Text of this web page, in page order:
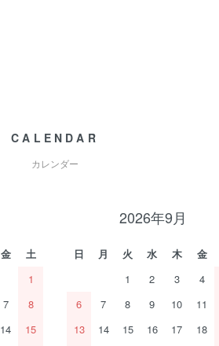
CALENDAR
カレンダー
金
土
1
7
8
14
15
2026年9月
日 月 火 水 木 金
1
2 3 4
6
7 8 9 10 11
13
14 15 16 17 18